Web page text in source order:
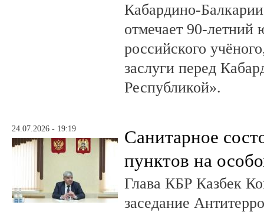
Кабардино-
отмечает 90-
российского
заслуги перед
Республикой».
24.07.2026 - 19:19
Санитарное
пунктов на
Глава КБР Казбек
заседание